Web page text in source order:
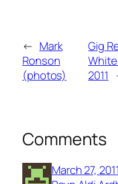
← Mark
Ronson
(photos)
Gig
2011
Comments
March 27, 2011